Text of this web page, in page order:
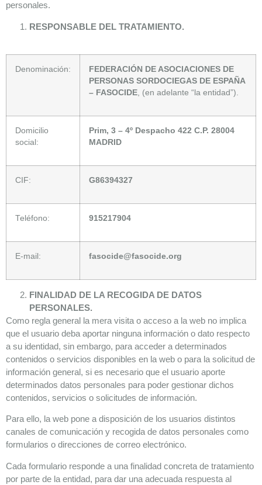
personales.
RESPONSABLE DEL TRATAMIENTO.
Denominación:
FEDERACIÓN DE ASOCIACIONES DE
PERSONAS SORDOCIEGAS DE ESPAÑA
– FASOCIDE , (en adelante “la entidad”).
Domicilio
social:
Prim, 3 – 4º Despacho 422 C.P. 28004
MADRID
CIF: G86394327
Teléfono: 915217904
E-mail: fasocide@fasocide.org
FINALIDAD DE LA RECOGIDA DE DATOS
PERSONALES.
Como regla general la mera visita o acceso a la web no implica
que el usuario deba aportar ninguna información o dato respecto
a su identidad, sin embargo, para acceder a determinados
contenidos o servicios disponibles en la web o para la solicitud de
información general, si es necesario que el usuario aporte
determinados datos personales para poder gestionar dichos
contenidos, servicios o solicitudes de información.
Para ello, la web pone a disposición de los usuarios distintos
canales de comunicación y recogida de datos personales como
formularios o direcciones de correo electrónico.
Cada formulario responde a una finalidad concreta de tratamiento
por parte de la entidad, para dar una adecuada respuesta al